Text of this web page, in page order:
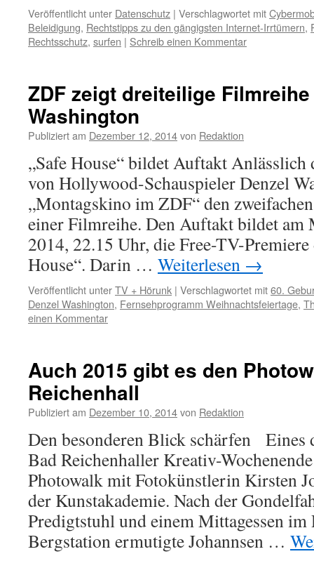
Veröffentlicht unter Datenschutz | Verschlagwortet mit
Beleidigung, Rechtstipps zu den gängigsten Internet-Irrtümern,
Rechtsschutz, surfen | Schreib einen Kommentar
ZDF zeigt dreiteilige
Washington
Publiziert am Dezember 12, 2014von Redaktion
„Safe House“ bildet Auftakt Anlässlich
von Hollywood-Schauspieler Denzel
„Montagskino im ZDF“ den
einer Filmreihe. Den Auftakt bildet am
2014, 22.15 Uhr, die Free-TV-
House“. Darin … Weiterlesen →
Veröffentlicht unterTV + Hörunk | Verschlagwortet mit60.
Denzel Washington, Fernsehprogramm Weihnachtsfeiertage,
einen Kommentar
Auch 2015 gibt es den
Reichenhall
Publiziert am Dezember 10, 2014von Redaktion
Den besonderen Blick schärfen Eines
Bad Reichenhaller Kreativ-
Photowalk mit Fotokünstlerin Kirsten
der Kunstakademie. Nach der
Predigtstuhl und einem Mittagessen im
Bergstation ermutigte Johannsen …